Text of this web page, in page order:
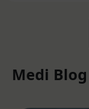
Medi Blog